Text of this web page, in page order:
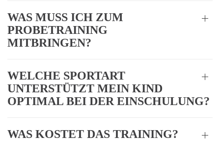
WAS MUSS ICH ZUM
PROBETRAINING
MITBRINGEN?
WELCHE SPORTART
UNTERSTÜTZT MEIN KIND
OPTIMAL BEI DER EINSCHULUNG?
WAS KOSTET DAS TRAINING?